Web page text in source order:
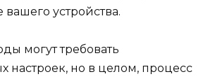
вашего устройства.
могут требовать
настроек, но в целом, процесс